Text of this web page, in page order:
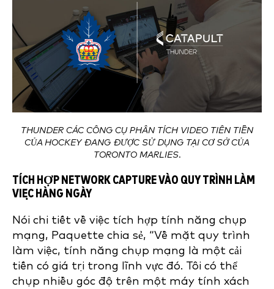
THUNDER CÁC CÔNG CỤ PHÂN TÍCH VIDEO TIÊN TIẾN
CỦA HOCKEY ĐANG ĐƯỢC SỬ DỤNG TẠI CƠ SỞ CỦA
TORONTO MARLIES.
TÍCH HỢP NETWORK CAPTURE VÀO QUY TRÌNH LÀM
VIỆC HÀNG NGÀY
Nói chi tiết về việc tích hợp tính năng chụp
mạng, Paquette chia sẻ, “Về mặt quy trình
làm việc, tính năng chụp mạng là một cải
tiến có giá trị trong lĩnh vực đó. Tôi có thể
chụp nhiều góc độ trên một máy tính xách